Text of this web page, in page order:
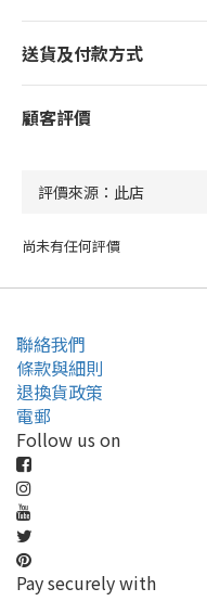
送貨及付款方式
顧客評價
尚未有任何評價
聯絡我們
條款與細則
退換貨政策
電郵
Follow us on
Pay securely with